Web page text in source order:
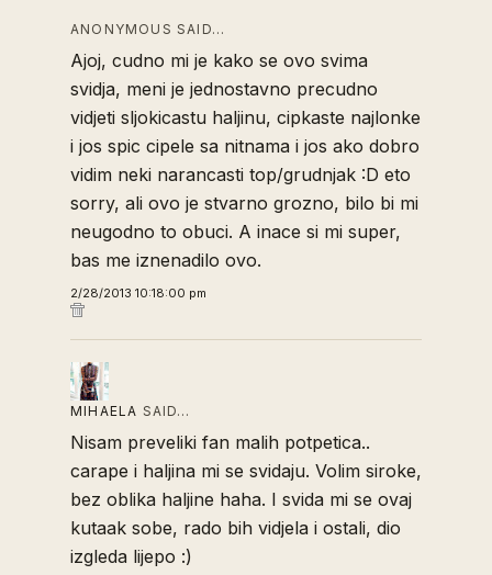
ANONYMOUS SAID…
Ajoj, cudno mi je kako se ovo svima
svidja, meni je jednostavno precudno
vidjeti sljokicastu haljinu, cipkaste najlonke
i jos spic cipele sa nitnama i jos ako dobro
vidim neki narancasti top/grudnjak :D eto
sorry, ali ovo je stvarno grozno, bilo bi mi
neugodno to obuci. A inace si mi super,
bas me iznenadilo ovo.
2/28/2013 10:18:00 pm
MIHAELA SAID…
Nisam preveliki fan malih potpetica..
carape i haljina mi se svidaju. Volim siroke,
bez oblika haljine haha. I svida mi se ovaj
kutaak sobe, rado bih vidjela i ostali, dio
izgleda lijepo :)